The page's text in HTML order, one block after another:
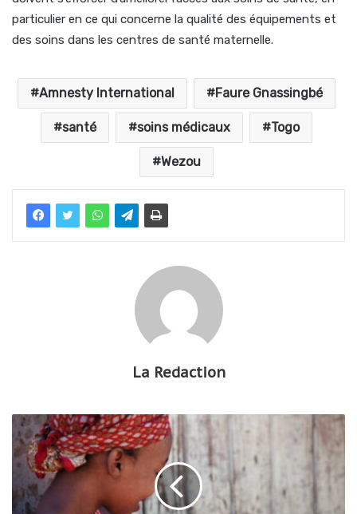
particulier en ce qui concerne la qualité des équipements et
des soins dans les centres de santé maternelle.
Amnesty International Faure Gnassingbé
santé soins médicaux Togo
Wezou
La Redaction